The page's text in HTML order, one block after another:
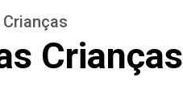
Crianças
Crianças